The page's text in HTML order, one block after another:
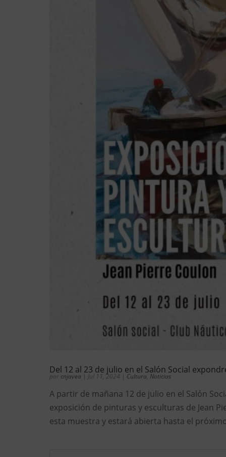
Del 12 al 23 de julio en el Salón Social
por cnjavea | Jul 11, 2024 | Cultura Noticias
A partir de mañana 12 de julio en el Salón
exposición de pinturas y esculturas de Jean
esta muestra y estará abierta hasta el